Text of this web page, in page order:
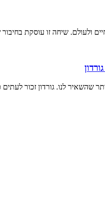
ולעולם. שיחה זו עוסקת
שהשאיר לנו. גורדון זכור